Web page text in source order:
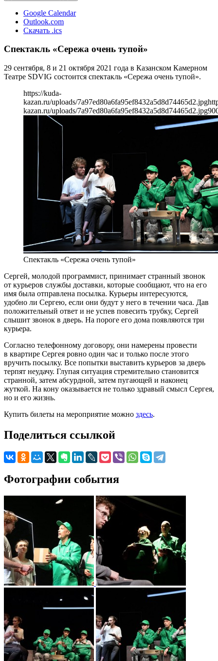
Google Calendar
Outlook.com
Скачать .ics
Спектакль «Сережа очень тупой»
29 сентября, 8 и 21 октября 2021 года в Казанском Камерном
Театре SDVIG состоится спектакль «Сережа очень тупой».
https://kuda-
kazan.ru/uploads/7a97ed80a6fa95ef8432a5d8d74465d2.jpg
kazan.ru/uploads/7a97ed80a6fa95ef8432a5d8d74465d2.jpg
Спектакль «Сережа очень тупой»
Сергей, молодой программист, принимает странный звонок
от курьеров службы доставки, которые сообщают, что на его
имя была отправлена посылка. Курьеры интересуются,
удобно ли Сергею, если они будут у него в течении часа. Дав
положительный ответ и не успев повесить трубку, Сергей
слышит звонок в дверь. На пороге его дома появляются три
курьера.
Согласно телефонному договору, они намерены провести
в квартире Сергея ровно один час и только после этого
вручить посылку. Все попытки выставить курьеров за дверь
терпят неудачу. Глупая ситуация стремительно становится
странной, затем абсурдной, затем пугающей и наконец
жуткой. На кону оказывается не только здравый смысл Сергея,
но и его жизнь.
Купить билеты на мероприятие можно здесь.
Поделиться ссылкой
Фотографии события